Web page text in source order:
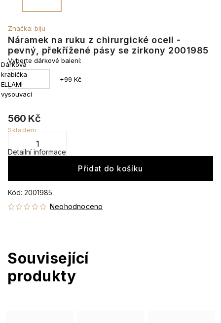
Náramek na ruku z chirurgické oceli -
pevný, překřížené pásy se zirkony 2001985
Neohodnoceno
Kód: 2001985
Značka: biju
560 Kč
Skladem
Vyberte dárkové balení:
Dárková
krabička
ELLAMI
vysouvací
+99 Kč
Přidat do košíku
Detailní informace
Související
produkty